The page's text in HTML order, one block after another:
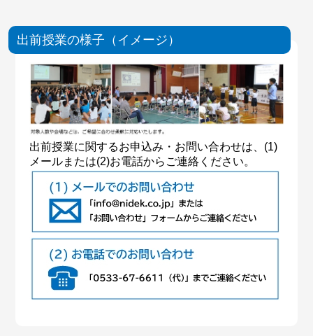
出前授業の様子（イメージ）
出前授業に関するお申込み・お問い合わせは、(1)
メールまたは(2)お電話からご連絡ください。